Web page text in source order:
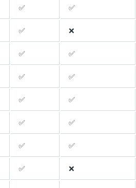
✅ ✅
✅ ❌
✅ ✅
✅ ✅
✅ ✅
✅ ✅
✅ ✅
✅ ❌